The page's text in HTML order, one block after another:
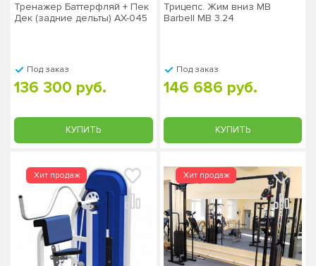
Тренажер Баттерфляй + Пек
Дек (задние дельты) AX-045
Под заказ
136 300 руб.
КУПИТЬ
Трицепс. Жим вниз MB
Barbell MB 3.24
Под заказ
146 686 руб.
КУПИТЬ